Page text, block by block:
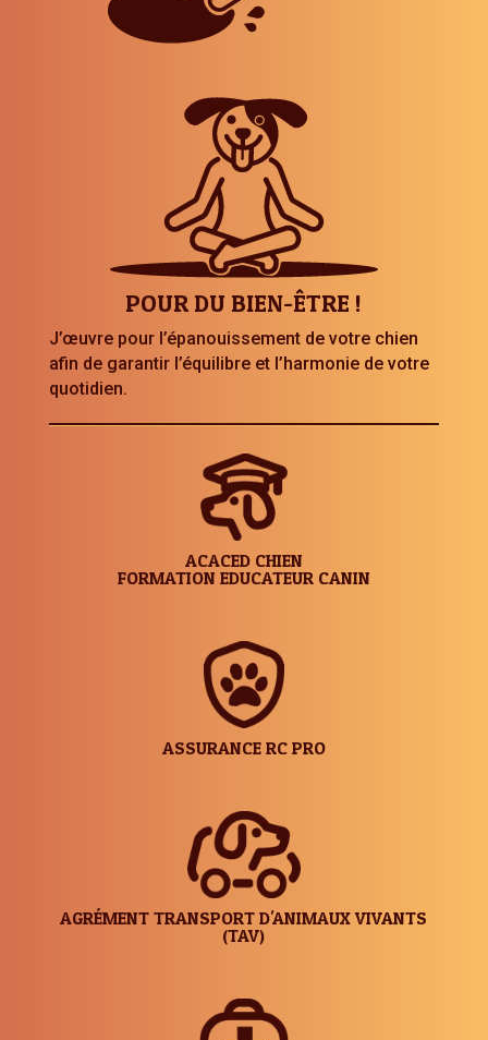
POUR DU BIEN-ÊTRE !
J’œuvre pour l’épanouissement de votre chien
afin de garantir l’équilibre et l’harmonie de votre
quotidien.
ACACED CHIEN
FORMATION EDUCATEUR CANIN
ASSURANCE RC PRO
AGRÉMENT TRANSPORT D'ANIMAUX VIVANTS
(TAV)